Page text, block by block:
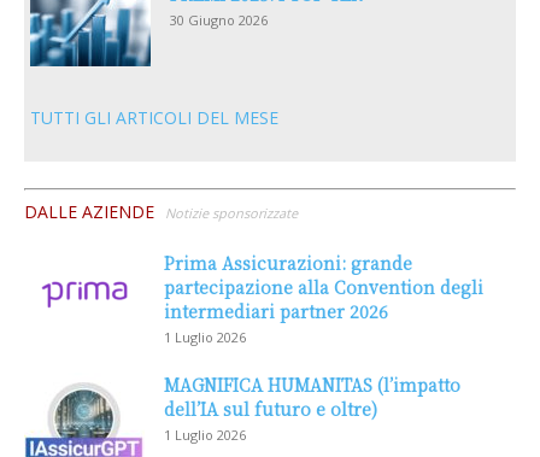
30 Giugno 2026
TUTTI GLI ARTICOLI DEL MESE
DALLE AZIENDE Notizie sponsorizzate
Prima Assicurazioni: grande
partecipazione alla Convention degli
intermediari partner 2026
1 Luglio 2026
MAGNIFICA HUMANITAS (l’impatto
dell’IA sul futuro e oltre)
1 Luglio 2026